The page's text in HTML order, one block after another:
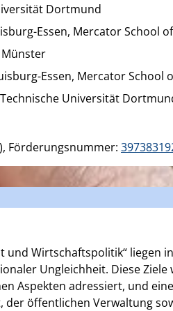
Dortmund
Essen, Mercator School
Essen, Mercator School
Universität
Förderungsnummer:
und Wirtschaftspolitik“
Ungleichheit. Diese
Aspekten adressiert, und
der öffentlichen Verwaltung